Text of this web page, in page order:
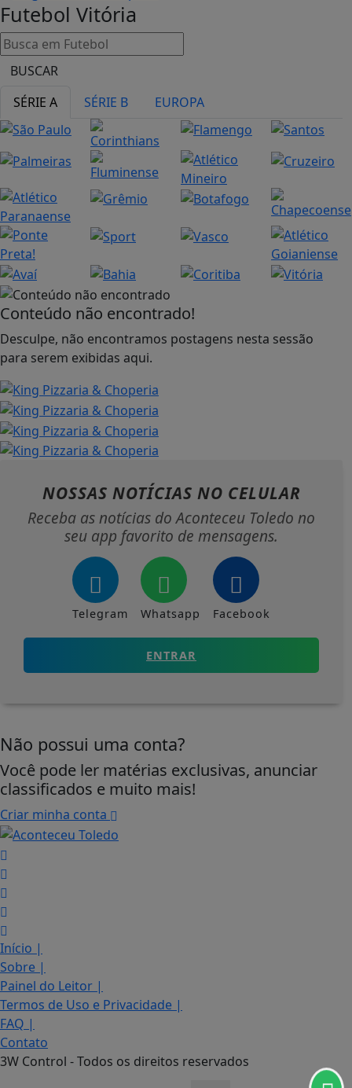
Futebol Vitória
BUSCAR
SÉRIE A
SÉRIE B EUROPA
Conteúdo não encontrado!
Desculpe, não encontramos postagens nesta sessão
para serem exibidas aqui.
NOSSAS NOTÍCIAS NO CELULAR
Receba as notícias do Aconteceu Toledo no
seu app favorito de mensagens.
Telegram Whatsapp Facebook
ENTRAR
Não possui uma conta?
Você pode ler matérias exclusivas, anunciar
classificados e muito mais!
Criar minha conta
Início |
Sobre |
Painel do Leitor |
Termos de Uso e Privacidade |
FAQ |
Contato
3W Control - Todos os direitos reservados
Termos de Uso e Privacidade
Esse site utiliza cookies para melhorar sua
experiência de navegação. Ao continuar o acesso,
entendemos que você concorda com nossos Termos
de Uso e Privacidade.